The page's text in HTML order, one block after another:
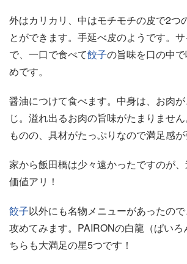
外はカリカリ、中はモチモチの皮で2つ
とができます。手延べ皮のようです。
で、一口で食べて餃子の旨味を口の中
めです。
醤油につけて食べます。中身は、お肉
じ。溢れ出るお肉の旨味がたまりませ
ものの、具材がたっぷりなので満足感が
家から飯田橋は少々遠かったですのが
価値アリ！
餃子以外にも名物メニューがあったの
攻めてみます。PAIRONの白龍（ぱいろ
ちらも大満足の星5つです！